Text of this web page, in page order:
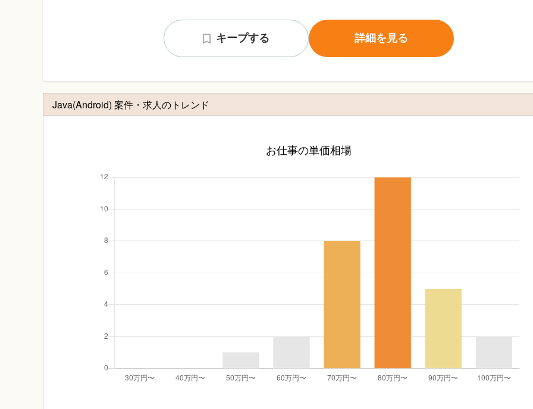
キープする 詳細を見る
Java(Android) 案件・求人のトレンド
お仕事の単価相場